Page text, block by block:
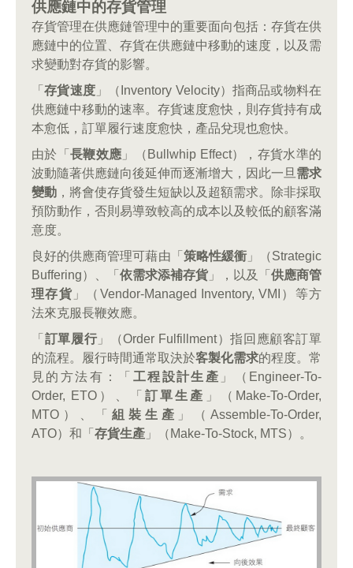
供應鏈中的存貨管理
存貨管理在供應鏈管理中的重要面向包括：存貨在供
應鏈中的位置、存貨在供應鏈中移動的速度，以及需
求變動對存貨的影響。
「存貨速度」（Inventory Velocity）指商品或物料在
供應鏈中移動的速率。存貨速度愈快，則存貨持有成
本愈低，訂單履行速度愈快，產品兌現也愈快。
由於「長鞭效應 」（Bullwhip Effect），存貨水準的
波動隨著供應鏈向後延伸而逐漸增大，因此一旦 需求
變動 ，將會使存貨發生短缺以及超額需求。除非採取
預防動作，否則易導致較高的成本以及較低的顧客滿
意度。
良好的供應商管理可藉由「 策略性緩衝」（Strategic
Buffering）、「 依需求添補存貨 」，以及「 供應商管
理存貨 」（Vendor-Managed Inventory, VMI）等方
法來克服長鞭效應。
「 訂單履行」（Order Fulfillment）指回應顧客訂單
的流程。履行時間通常取決於客製化需求的程度。常
見的方法有：「 工程設計生產 」（Engineer-To-
Order, ETO）、「 訂單生產 」（Make-To-Order,
MTO）、「組裝生產 」（Assemble-To-Order,
ATO）和「 存貨生產 」（Make-To-Stock, MTS）。